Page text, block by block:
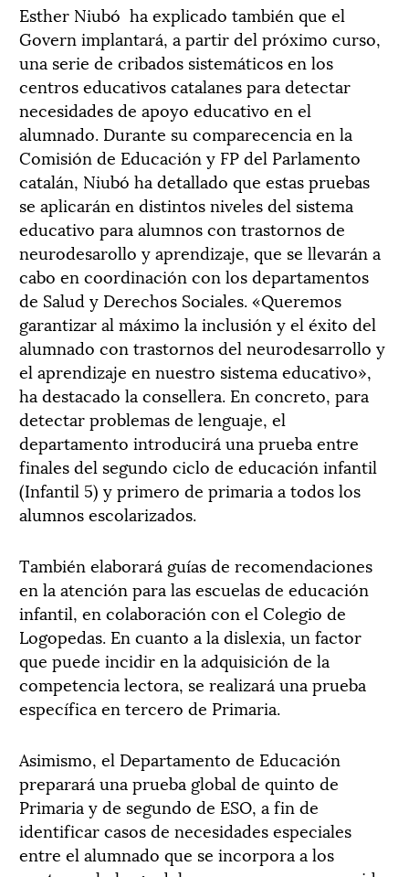
Esther Niubó ha explicado también que el
Govern implantará, a partir del próximo curso,
una serie de cribados sistemáticos en los
centros educativos catalanes para detectar
necesidades de apoyo educativo en el
alumnado. Durante su comparecencia en la
Comisión de Educación y FP del Parlamento
catalán, Niubó ha detallado que estas pruebas
se aplicarán en distintos niveles del sistema
educativo para alumnos con trastornos de
neurodesarollo y aprendizaje, que se llevarán a
cabo en coordinación con los departamentos
de Salud y Derechos Sociales. «Queremos
garantizar al máximo la inclusión y el éxito del
alumnado con trastornos del neurodesarrollo y
el aprendizaje en nuestro sistema educativo»,
ha destacado la consellera. En concreto, para
detectar problemas de lenguaje, el
departamento introducirá una prueba entre
finales del segundo ciclo de educación infantil
(Infantil 5) y primero de primaria a todos los
alumnos escolarizados.
También elaborará guías de recomendaciones
en la atención para las escuelas de educación
infantil, en colaboración con el Colegio de
Logopedas. En cuanto a la dislexia, un factor
que puede incidir en la adquisición de la
competencia lectora, se realizará una prueba
específica en tercero de Primaria.
Asimismo, el Departamento de Educación
preparará una prueba global de quinto de
Primaria y de segundo de ESO, a fin de
identificar casos de necesidades especiales
entre el alumnado que se incorpora a los